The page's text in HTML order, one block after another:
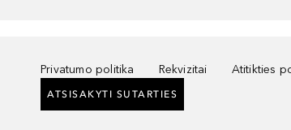
Privatumo politika Rekvizitai Atitikties
ATSISAKYTI SUTARTIES